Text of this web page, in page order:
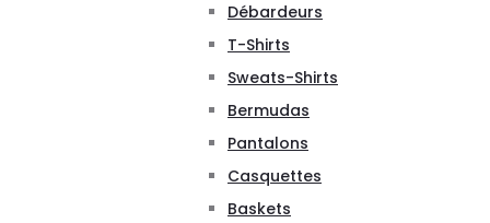
Débardeurs
T-Shirts
Sweats-Shirts
Bermudas
Pantalons
Casquettes
Baskets